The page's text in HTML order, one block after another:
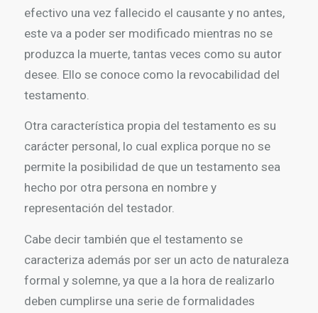
efectivo una vez fallecido el causante y no antes,
este va a poder ser modificado mientras no se
produzca la muerte, tantas veces como su autor
desee. Ello se conoce como la revocabilidad del
testamento.
Otra característica propia del testamento es su
carácter personal, lo cual explica porque no se
permite la posibilidad de que un testamento sea
hecho por otra persona en nombre y
representación del testador.
Cabe decir también que el testamento se
caracteriza además por ser un acto de naturaleza
formal y solemne, ya que a la hora de realizarlo
deben cumplirse una serie de formalidades